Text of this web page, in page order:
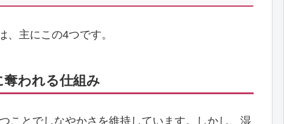
主にこの4つです。
奪われる仕組み
ことでしなやかさを維持しています。しかし、湿